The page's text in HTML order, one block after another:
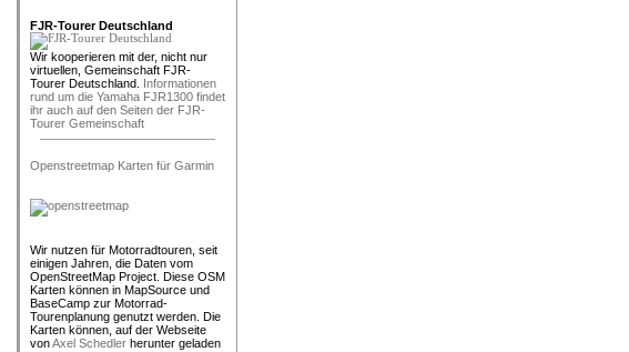
FJR-Tourer Deutschland
Wir kooperieren mit der, nicht nur
virtuellen, Gemeinschaft FJR-
Tourer Deutschland.
Informationen
rund um die Yamaha FJR1300 findet
ihr auch auf den Seiten der FJR-
Tourer Gemeinschaft
Openstreetmap Karten für Garmin
Wir nutzen für Motorradtouren, seit
einigen Jahren, die Daten vom
OpenStreetMap Project. Diese OSM
Karten können in MapSource und
BaseCamp zur Motorrad-
Tourenplanung genutzt werden. Die
Karten können, auf der Webseite
vonAxel Schedler herunter geladen